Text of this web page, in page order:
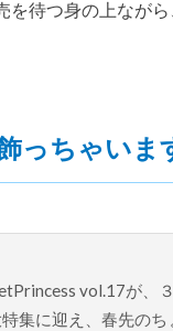
待つ身の上ながら
っちゃいま
vol.17が、
集に迎え、春先の